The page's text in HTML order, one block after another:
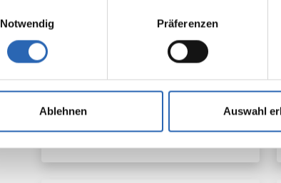
Notwendig
Präferenzen
Ablehnen Auswahl
Kraftstoffverbrauch kombiniert:
-Emissionen kombiniert:
CO -Klasse: D